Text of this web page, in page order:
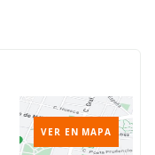
VER EN MAPA